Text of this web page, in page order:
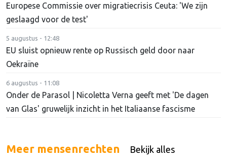
Europese Commissie over migratiecrisis Ceuta: 'We zijn
geslaagd voor de test'
5 augustus - 12:48
EU sluist opnieuw rente op Russisch geld door naar
Oekraïne
6 augustus - 11:08
Onder de Parasol | Nicoletta Verna geeft met 'De dagen
van Glas' gruwelijk inzicht in het Italiaanse fascisme
Meer mensenrechten Bekijk alles